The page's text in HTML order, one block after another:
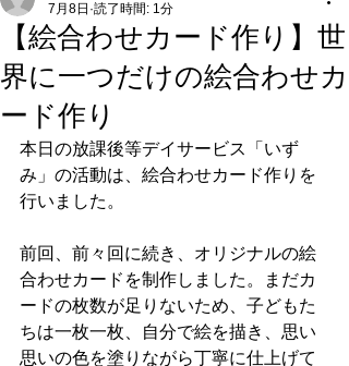
【絵合わせカード作り】世
界に一つだけの絵合わせカ
ード作り
7月8日 読了時間: 1分
本日の放課後等デイサービス「いず
み」の活動は、絵合わせカード作りを
行いました。
前回、前々回に続き、オリジナルの絵
合わせカードを制作しました。まだカ
ードの枚数が足りないため、子どもた
ちは一枚一枚、自分で絵を描き、思い
思いの色を塗りながら丁寧に仕上げて